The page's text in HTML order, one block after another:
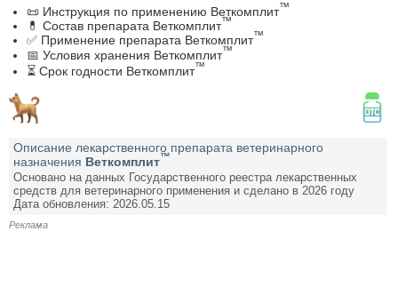
📜 Инструкция по применению Веткомплит™
💊 Состав препарата Веткомплит™
✅ Применение препарата Веткомплит™
📅 Условия хранения Веткомплит™
⏳ Срок годности Веткомплит™
Описание лекарственного препарата ветеринарного
назначения Веткомплит™
Основано на данных Государственного реестра лекарственных
средств для ветеринарного применения и сделано в 2026 году
Дата обновления: 2026.05.15
Реклама